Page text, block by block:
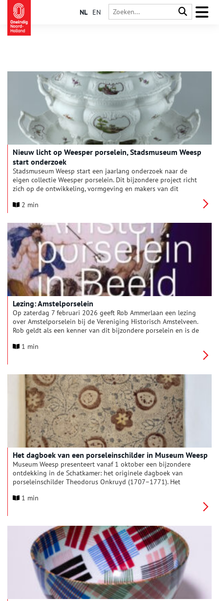
NL EN
Nieuw licht op Weesper porselein, Stadsmuseum Weesp
start onderzoek
Stadsmuseum Weesp start een jaarlang onderzoek naar de
eigen collectie Weesper porselein. Dit bijzondere project richt
zich op de ontwikkeling, vormgeving en makers van dit
uitgevoerd door onderzoeker Senna van Dam en is mogelijk
2 min
Lezing: Amstelporselein
Op zaterdag 7 februari 2026 geeft Rob Ammerlaan een lezing
over Amstelporselein bij de Vereniging Historisch Amstelveen.
Rob geldt als een kenner van dit bijzondere porselein en is de
beeld, Ouder-Amstel 1784-1809, Nieuwer-Amstel 1809-1814’.
1 min
Het dagboek van een porseleinschilder in Museum Weesp
Museum Weesp presenteert vanaf 1 oktober een bijzondere
ontdekking in de Schatkamer: het originele dagboek van
porseleinschilder Theodorus Onkruyd (1707–1771). Het
industriële geschiedenis: de Weesper porseleinfabriek uit de
1 min